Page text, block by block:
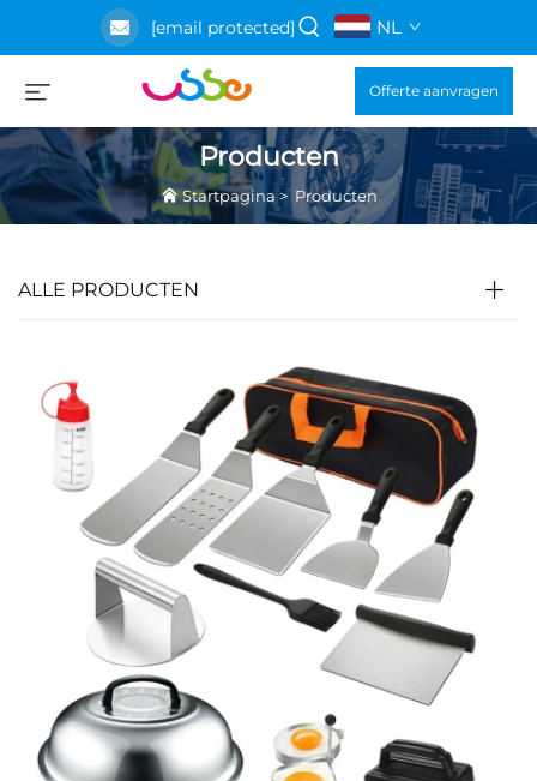
[email protected] NL
Offerte aanvragen
Producten
Startpagina> Producten
ALLE PRODUCTEN